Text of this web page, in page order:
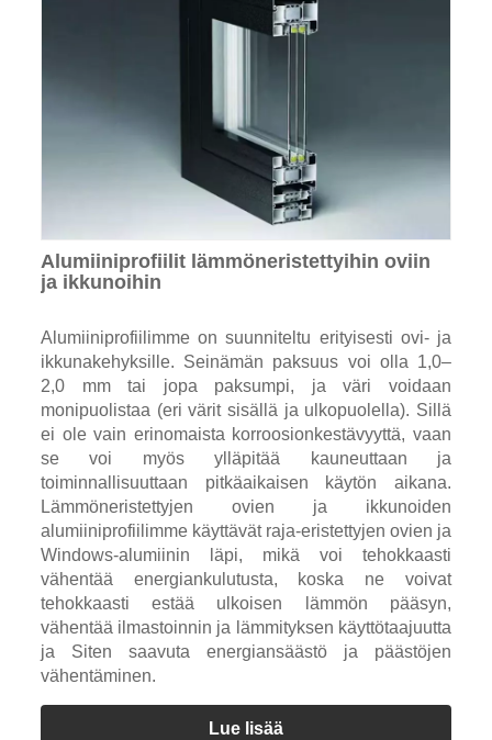
Alumiiniprofiilit lämmöneristettyihin oviin
ja ikkunoihin
Alumiiniprofiilimme on suunniteltu erityisesti ovi- ja
ikkunakehyksille. Seinämän paksuus voi olla 1,0–
2,0 mm tai jopa paksumpi, ja väri voidaan
monipuolistaa (eri värit sisällä ja ulkopuolella). Sillä
ei ole vain erinomaista korroosionkestävyyttä, vaan
se voi myös ylläpitää kauneuttaan ja
toiminnallisuuttaan pitkäaikaisen käytön aikana.
Lämmöneristettyjen ovien ja ikkunoiden
alumiiniprofiilimme käyttävät raja-eristettyjen ovien ja
Windows-alumiinin läpi, mikä voi tehokkaasti
vähentää energiankulutusta, koska ne voivat
tehokkaasti estää ulkoisen lämmön pääsyn,
vähentää ilmastoinnin ja lämmityksen käyttötaajuutta
ja Siten saavuta energiansäästö ja päästöjen
vähentäminen.
Lue lisää